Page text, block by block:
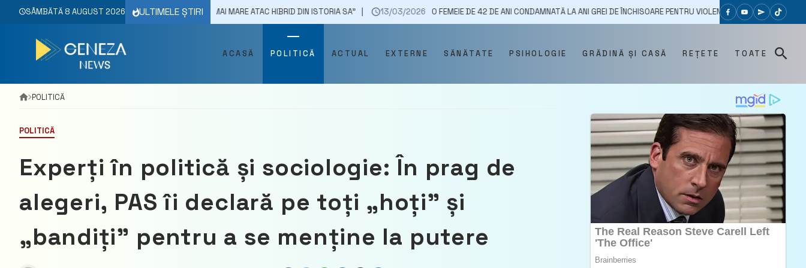
SÂMBĂTĂ 8 AUGUST 2026 ULTIMELE ȘTIRI
„REPUBLICA MOLDOVA A REZISTAT CELUI MAI MARE ATAC HIBRID DIN ISTORIA SA” 13/03/2026 O FEMEIE DE 42 DE ANI CONDAMNATĂ LA ANI GREI DE ÎNCHISOARE PENTRU VIOLENȚĂ ÎN FAMILIE 20/07/2023
ACASĂ POLITICĂ ACTUAL EXTERNE SĂNĂTATE PSIHOLOGIE GRĂDINĂ ȘI CASĂ REȚETE TOATE
POLITICĂ
POLITICĂ
Experți în politică și sociologie: În prag de
alegeri, PAS îi declară pe toți „hoți” și
„bandiți” pentru a se menține la putere